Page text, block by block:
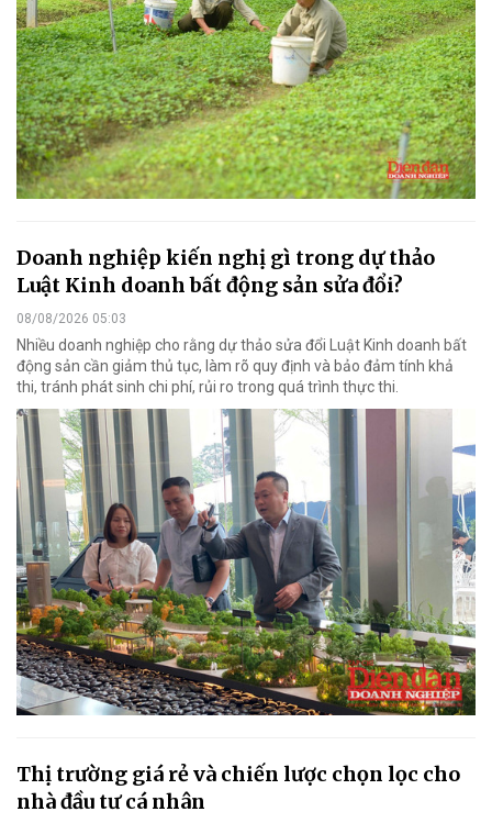
Doanh nghiệp kiến nghị gì trong dự thảo
Luật Kinh doanh bất động sản sửa đổi?
08/08/2026 05:03
Nhiều doanh nghiệp cho rằng dự thảo sửa đổi Luật Kinh doanh bất
động sản cần giảm thủ tục, làm rõ quy định và bảo đảm tính khả
thi, tránh phát sinh chi phí, rủi ro trong quá trình thực thi.
Thị trường giá rẻ và chiến lược chọn lọc cho
nhà đầu tư cá nhân